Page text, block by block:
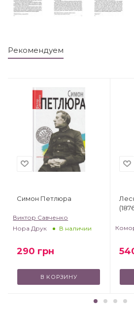
Рекомендуем
Симон Петлюра
Виктор Савченко
Нора Друк
В наличии
290 грн
В КОРЗИНУ